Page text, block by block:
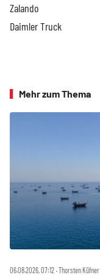
Zalando
Daimler Truck
Mehr zum Thema
06.08.2026, 07:12 ‧ Thorsten Küfner